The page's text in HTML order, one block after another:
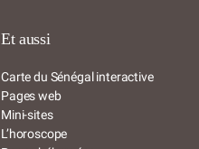
Et aussi
Carte du Sénégal interactive
Pages web
Mini-sites
L’horoscope